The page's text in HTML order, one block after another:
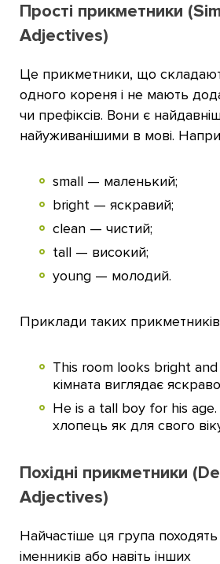
Прості прикметники
Adjectives)
Це прикметники, що
одного кореня і не мають
чи префіксів. Вони є
найуживанішими в мові.
small — маленький;
bright — яскравий;
clean — чистий;
tall — високий;
young — молодий.
Приклади таких
This room looks bright
кімната виглядає
He is a tall boy for his
хлопець як для свого
Похідні прикметники
Adjectives)
Найчастіше ця група походять
іменників або навіть інших